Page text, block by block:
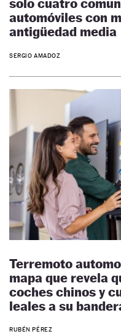
solo cuatro
automóviles con
antigüedad media
SERGIO AMADOZ
Terremoto
mapa que revela
coches chinos y
leales a su
RUBÉN PÉREZ